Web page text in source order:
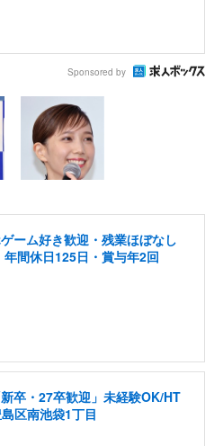
Sponsored by
ーム好き歓迎・残業ほぼなし
間休日125日・賞与年2回
卒・27卒歓迎」未経験OK/HT
区南池袋1丁目